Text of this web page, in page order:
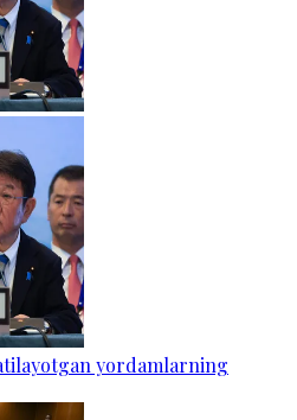
yordamlarning